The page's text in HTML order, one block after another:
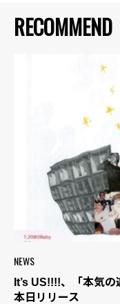
RECOMMEND
NEWS
It’s US!!!!、「本気
本日リリース